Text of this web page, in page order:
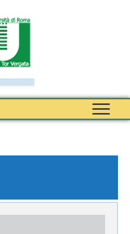
Toggle